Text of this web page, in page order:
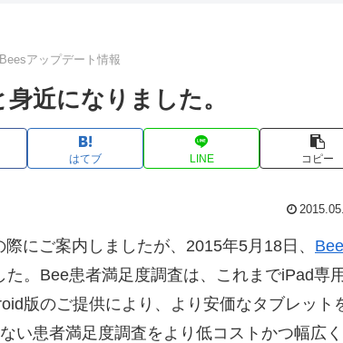
アップデート情報
近になりました。
はてブ LINE コピー
際にご案内しましたが、2015年5月18日、
た。Bee患者満足度調査は、これまでiPad専
版のご提供により、より安価なタブレット
い患者満足度調査をより低コストかつ幅広